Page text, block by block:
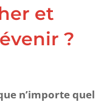
et
?
n’importe quel